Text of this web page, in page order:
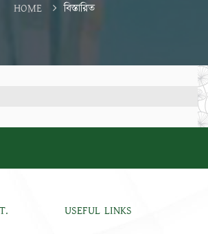
HOME বিস্তারিত
USEFUL LINKS